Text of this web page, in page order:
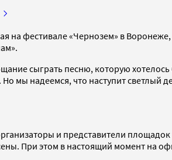
на фестивале «Чернозем» в
сыграть песню, которую
мы надеемся, что наступит светлый
и представители
При этом в настоящий момент на